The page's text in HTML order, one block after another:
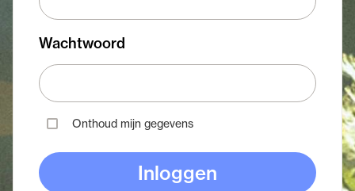
Wachtwoord
Onthoud mijn gegevens
Inloggen